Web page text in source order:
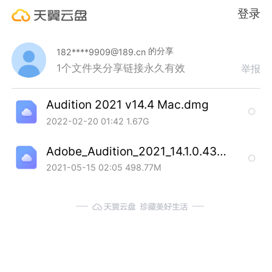
登录
182****9909@189.cn 的分享
1个文件夹分享链接永久有效 举报
Audition 2021 v14.4 Mac.dmg
2022-02-20 01:42 1.67G
Adobe_Audition_2021_14.1.0.43_SP_20210504.dmg
2021-05-15 02:05 498.77M